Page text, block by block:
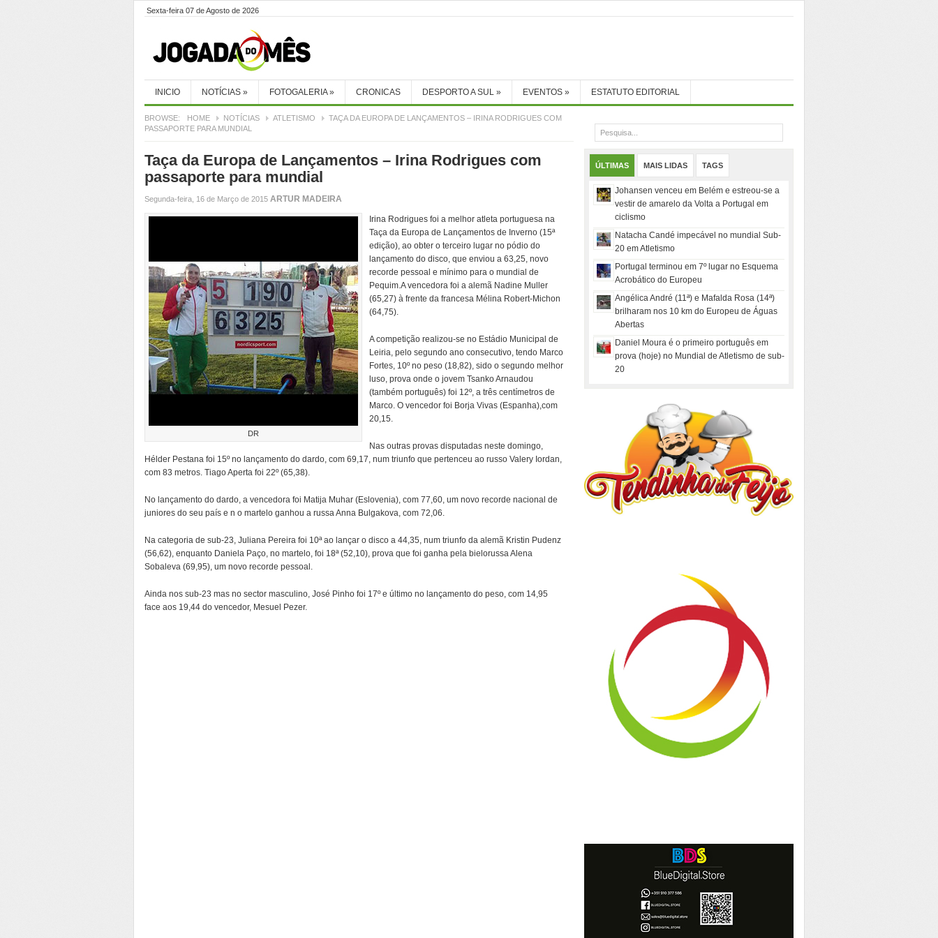
Sexta-feira 07 de Agosto de 2026
INICIO NOTÍCIAS » FOTOGALERIA» CRONICAS DESPORTO A SUL » EVENTOS » ESTATUTO EDITORIAL
BROWSE: HOME NOTÍCIAS ATLETISMO
TAÇA DA EUROPA DE LANÇAMENTOS – IRINA RODRIGUES COM
PASSAPORTE PARA MUNDIAL
Taça da Europa de Lançamentos – Irina Rodrigues com
passaporte para mundial
Segunda-feira, 16 de Março de 2015 ARTUR MADEIRA
DR
Irina Rodrigues foi a melhor atleta portuguesa na
Taça da Europa de Lançamentos de Inverno (15ª
edição), ao obter o terceiro lugar no pódio do
lançamento do disco, que enviou a 63,25, novo
recorde pessoal e mínimo para o mundial de
Pequim.A vencedora foi a alemã Nadine Muller
(65,27) à frente da francesa Mélina Robert-Michon
(64,75).
A competição realizou-se no Estádio Municipal de
Leiria, pelo segundo ano consecutivo, tendo Marco
Fortes, 10º no peso (18,82), sido o segundo melhor
luso, prova onde o jovem Tsanko Arnaudou
(também português) foi 12º, a três centímetros de
Marco. O vencedor foi Borja Vivas (Espanha),com
20,15.
Nas outras provas disputadas neste domingo,
Hélder Pestana foi 15º no lançamento do dardo, com 69,17, num triunfo que pertenceu ao russo Valery Iordan,
com 83 metros. Tiago Aperta foi 22º (65,38).
No lançamento do dardo, a vencedora foi Matija Muhar (Eslovenia), com 77,60, um novo recorde nacional de
juniores do seu país e n o martelo ganhou a russa Anna Bulgakova, com 72,06.
Na categoria de sub-23, Juliana Pereira foi 10ª ao lançar o disco a 44,35, num triunfo da alemã Kristin Pudenz
(56,62), enquanto Daniela Paço, no martelo, foi 18ª (52,10), prova que foi ganha pela bielorussa Alena
Sobaleva (69,95), um novo recorde pessoal.
Ainda nos sub-23 mas no sector masculino, José Pinho foi 17º e último no lançamento do peso, com 14,95
face aos 19,44 do vencedor, Mesuel Pezer.
ÚLTIMAS MAIS LIDAS TAGS
Johansen venceu em Belém e estreou-se a
vestir de amarelo da Volta a Portugal em
ciclismo
Natacha Candé impecável no mundial Sub-
20 em Atletismo
Portugal terminou em 7º lugar no Esquema
Acrobático do Europeu
Angélica André (11ª) e Mafalda Rosa (14ª)
brilharam nos 10 km do Europeu de Águas
Abertas
Daniel Moura é o primeiro português em
prova (hoje) no Mundial de Atletismo de sub-
20